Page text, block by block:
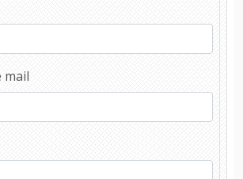
mail